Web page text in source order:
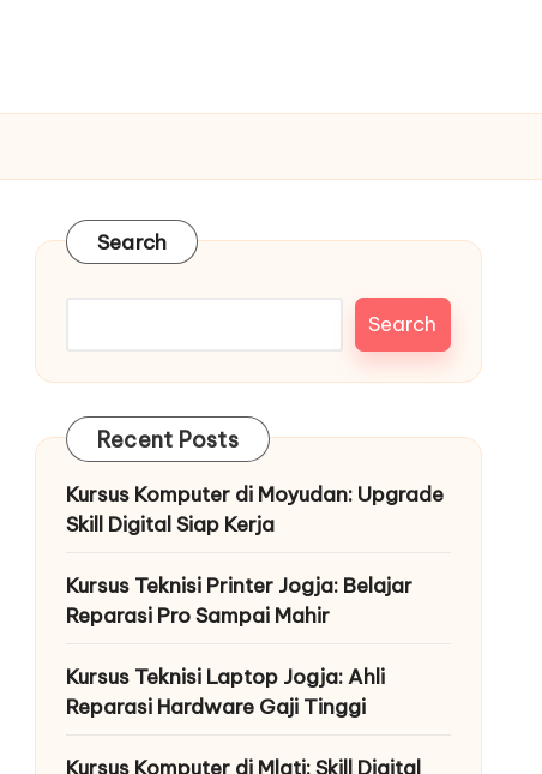
Search
Search
Recent Posts
Kursus Komputer di Moyudan: Upgrade
Skill Digital Siap Kerja
Kursus Teknisi Printer Jogja: Belajar
Reparasi Pro Sampai Mahir
Kursus Teknisi Laptop Jogja: Ahli
Reparasi Hardware Gaji Tinggi
Kursus Komputer di Mlati: Skill Digital